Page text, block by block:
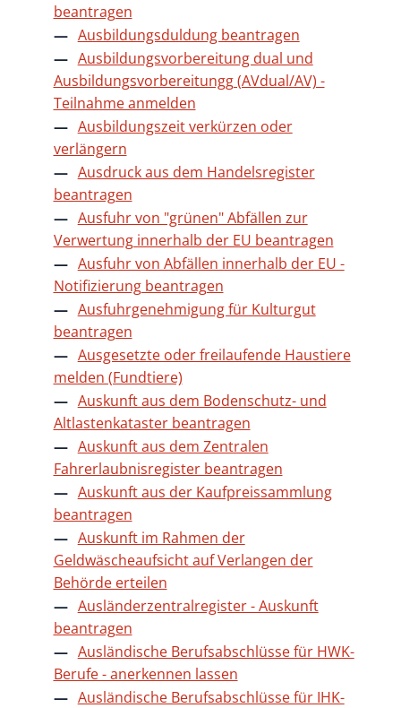
beantragen
Ausbildungsduldung beantragen
Ausbildungsvorbereitung dual und
Ausbildungsvorbereitungg (AVdual/AV) -
Teilnahme anmelden
Ausbildungszeit verkürzen oder
verlängern
Ausdruck aus dem Handelsregister
beantragen
Ausfuhr von "grünen" Abfällen zur
Verwertung innerhalb der EU beantragen
Ausfuhr von Abfällen innerhalb der EU -
Notifizierung beantragen
Ausfuhrgenehmigung für Kulturgut
beantragen
Ausgesetzte oder freilaufende Haustiere
melden (Fundtiere)
Auskunft aus dem Bodenschutz- und
Altlastenkataster beantragen
Auskunft aus dem Zentralen
Fahrerlaubnisregister beantragen
Auskunft aus der Kaufpreissammlung
beantragen
Auskunft im Rahmen der
Geldwäscheaufsicht auf Verlangen der
Behörde erteilen
Ausländerzentralregister - Auskunft
beantragen
Ausländische Berufsabschlüsse für HWK-
Berufe - anerkennen lassen
Ausländische Berufsabschlüsse für IHK-